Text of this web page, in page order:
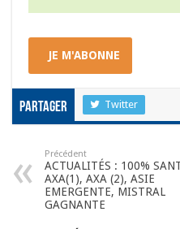
JE M'ABONNE
Partager Twitter
Précédent
ACTUALITÉS : 100%
AXA(1), AXA (2), ASIE
EMERGENTE, MISTRAL
GAGNANTE